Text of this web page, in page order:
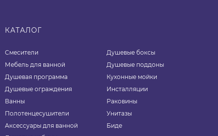
КАТАЛОГ
Смесители
Мебель для ванной
Душевая программа
Душевые ограждения
Ванны
Полотенцесушители
Аксессуары для ванной
Душевые боксы
Душевые поддоны
Кухонные мойки
Инсталляции
Раковины
Унитазы
Биде